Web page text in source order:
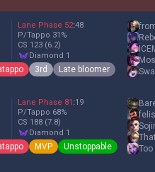
Lane Phase 52:48
P/Tappo 31 %
CS 123 (6.2)
diamond 1
3rd Late bloomer
Lane Phase 81 :19
P/Tappo 68%
CS 188 (7.8)
diamond 1
MVP Unstoppable